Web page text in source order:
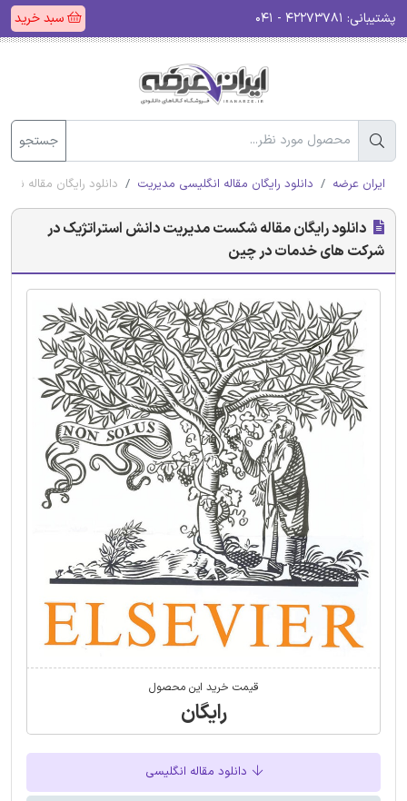
پشتیبانی: سبد خرید
جستجو
ایران عرضه دانلود رایگان مقاله انگلیسی مدیریت دانلود رایگان
دانلود رایگان مقاله شکست مدیریت دانش استراتژیک در
شرکت های خدمات در چین
قیمت خرید این محصول
رایگان
دانلود مقاله انگلیسی